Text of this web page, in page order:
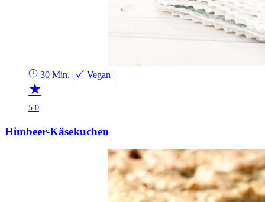
30 Min. Vegan
★
5.0
Himbeer-Käsekuchen